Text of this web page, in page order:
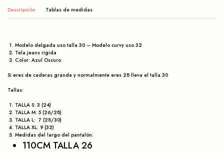
Descripción
Modelo delgada uso talla 30 – Modelo curvy uso 32
Tela jeans rigida
Color: Azul Oscuro
Si eres de caderas grande y normalmente eres 28 lleva el talla 30
Tallas:
TALLA S: 3 (24)
TALLA M: 5 (26/28)
TALLA L: 7 (28/30)
TALLA XL: 9 (32)
Medidas del largo del pantalón:
110CM TALLA 26